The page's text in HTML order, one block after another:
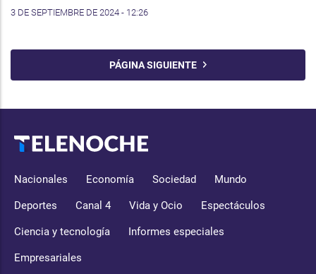
3 DE SEPTIEMBRE DE 2024 - 12:26
PÁGINA SIGUIENTE
Nacionales Economía Sociedad Mundo
Deportes Canal 4 Vida y Ocio Espectáculos
Ciencia y tecnología Informes especiales
Empresariales